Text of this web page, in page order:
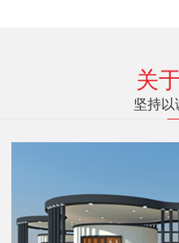
关
坚持